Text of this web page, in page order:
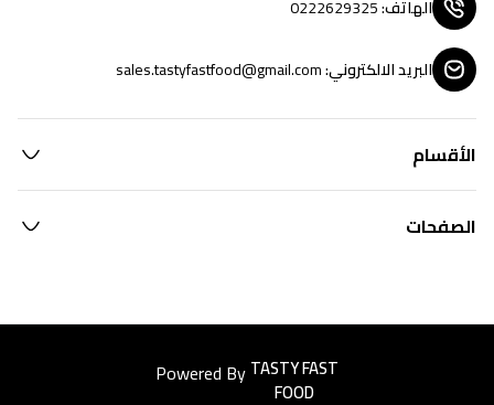
الهاتف:
0222629325
البريد الالكتروني:
sales.tastyfastfood@gmail.com
الأقسام
الصفحات
Powered ByEasyorders